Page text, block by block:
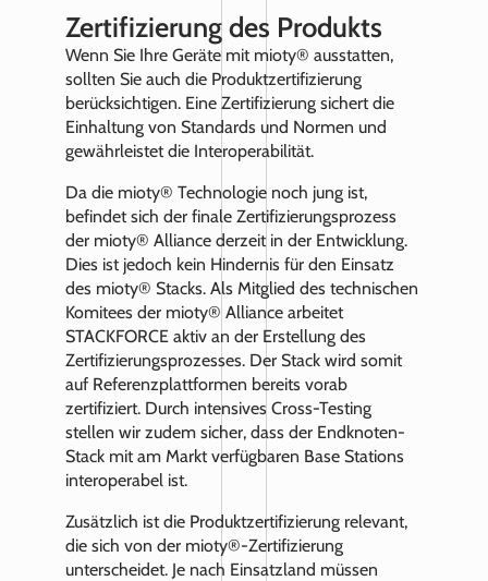
Zertifizierung des Produkts
Wenn Sie Ihre Geräte mit mioty® ausstatten,
sollten Sie auch die Produktzertifizierung
berücksichtigen. Eine Zertifizierung sichert die
Einhaltung von Standards und Normen und
gewährleistet die Interoperabilität.
Da die mioty® Technologie noch jung ist,
befindet sich der finale Zertifizierungsprozess
der mioty® Alliance derzeit in der Entwicklung.
Dies ist jedoch kein Hindernis für den Einsatz
des mioty® Stacks. Als Mitglied des technischen
Komitees der mioty® Alliance arbeitet
STACKFORCE aktiv an der Erstellung des
Zertifizierungsprozesses. Der Stack wird somit
auf Referenzplattformen bereits vorab
zertifiziert. Durch intensives Cross-Testing
stellen wir zudem sicher, dass der Endknoten-
Stack mit am Markt verfügbaren Base Stations
interoperabel ist.
Zusätzlich ist die Produktzertifizierung relevant,
die sich von der mioty®-Zertifizierung
unterscheidet. Je nach Einsatzland müssen